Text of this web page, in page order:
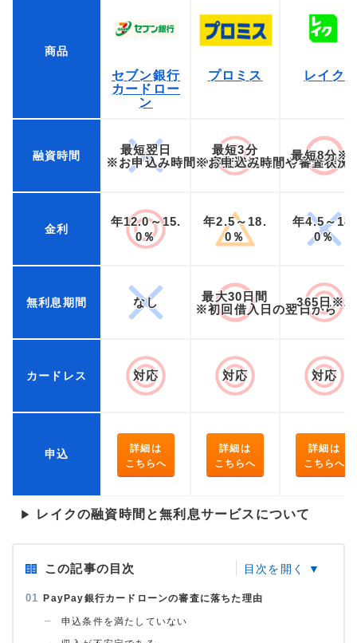
商品
セブン銀行
カードロー
ン
プロミス レイク
融資時間 最短翌日
※お申込み時間や審査状況によりご希望に
最短3分
※お申込み時間や審査状況
最短8分※1
金利
年12.0～15.
0％
年2.5～18.
0％
年4.5～18.
0％
無利息期間 なし 最大30日間
※初回借入日の翌日から
365日※2
カードレス 対応 対応 対応
申込
詳細は
こちらへ
詳細は
こちらへ
詳細は
こちらへ
▶ レイクの融資時間と無利息サービスについて
この記事の目次
PayPay銀行カードローンの審査に落ちた理由
申込条件を満たしていない